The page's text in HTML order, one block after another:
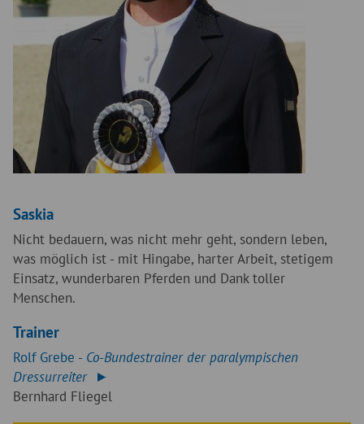
Saskia
Nicht bedauern, was nicht mehr geht, sondern leben,
was möglich ist - mit Hingabe, harter Arbeit, stetigem
Einsatz, wunderbaren Pferden und Dank toller
Menschen.
Trainer
Rolf Grebe - Co-Bundestrainer der paralympischen
Dressurreiter
Bernhard Fliegel